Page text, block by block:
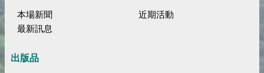
本場新聞
近期活動
最新訊息
出版品